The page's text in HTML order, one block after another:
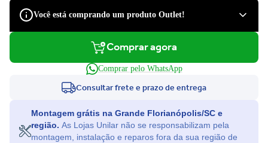
Você está comprando um produto Outlet!
São produtos com desconto de várias marcas, que podem apresentar
tiveram suas embalagens danificadas, ou serem apenas ponta de
estoque, não tendo nenhum dano.
Claro! Você terá a garantia legal e de fábrica para defeitos de
fabricação.
Comprar agora
Comprar pelo WhatsApp
Consultar frete e prazo de entrega
Montagem grátis na Grande Florianópolis/SC e
região.
montagem, instalação e reparos fora da sua região de